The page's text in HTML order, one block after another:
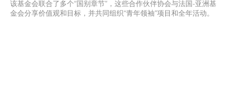
该基金会联合了多个“国别章节”，这些合作伙伴协会与法国-亚洲基
金会分享价值观和目标，并共同组织“青年领袖”项目和全年活动。